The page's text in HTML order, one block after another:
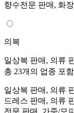
향수전문 판매, 화
의복
일상복 판매, 의류
총 23개의 업종 포
일상복 판매, 의류
드레스 판매, 의류